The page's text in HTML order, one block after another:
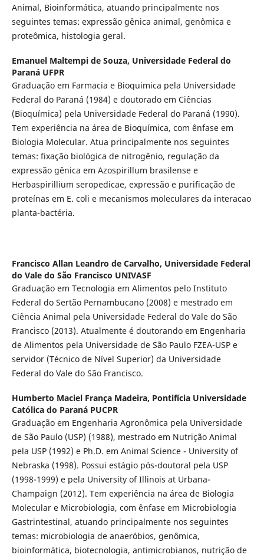
Animal, Bioinformática, atuando principalmente nos
seguintes temas: expressão gênica animal, genômica e
proteômica, histologia geral.
Emanuel Maltempi de Souza, Universidade Federal do
Paraná UFPR
Graduação em Farmacia e Bioquimica pela Universidade
Federal do Paraná (1984) e doutorado em Ciências
(Bioquímica) pela Universidade Federal do Paraná (1990).
Tem experiência na área de Bioquímica, com ênfase em
Biologia Molecular. Atua principalmente nos seguintes
temas: fixação biológica de nitrogênio, regulação da
expressão gênica em Azospirillum brasilense e
Herbaspirillium seropedicae, expressão e purificação de
proteínas em E. coli e mecanismos moleculares da interacao
planta-bactéria.
Francisco Allan Leandro de Carvalho, Universidade Federal
do Vale do São Francisco UNIVASF
Graduação em Tecnologia em Alimentos pelo Instituto
Federal do Sertão Pernambucano (2008) e mestrado em
Ciência Animal pela Universidade Federal do Vale do São
Francisco (2013). Atualmente é doutorando em Engenharia
de Alimentos pela Universidade de São Paulo FZEA-USP e
servidor (Técnico de Nível Superior) da Universidade
Federal do Vale do São Francisco.
Humberto Maciel França Madeira, Pontifícia Universidade
Católica do Paraná PUCPR
Graduação em Engenharia Agronômica pela Universidade
de São Paulo (USP) (1988), mestrado em Nutrição Animal
pela USP (1992) e Ph.D. em Animal Science - University of
Nebraska (1998). Possui estágio pós-doutoral pela USP
(1998-1999) e pela University of Illinois at Urbana-
Champaign (2012). Tem experiência na área de Biologia
Molecular e Microbiologia, com ênfase em Microbiologia
Gastrintestinal, atuando principalmente nos seguintes
temas: microbiologia de anaeróbios, genômica,
bioinformática, biotecnologia, antimicrobianos, nutrição de